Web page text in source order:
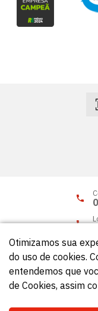
© Círculo
Otimizamos sua
do uso de cookies.
entendemos que
de Cookies, assim